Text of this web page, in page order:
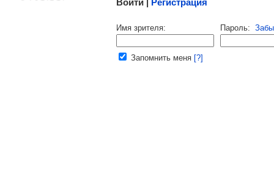
Войти | Регистрация
Имя зрителя: Пароль:
Запомнить меня [?]